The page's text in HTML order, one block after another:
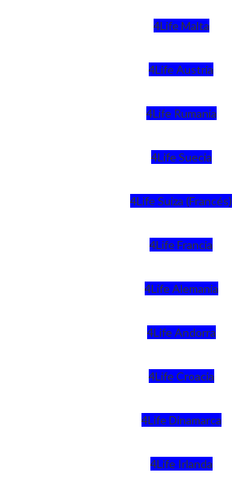
4Life Malta
4Life Austria
4Life Rumania
4Life Suecia
4Life Suiza (Francés)
4Life Francia
4Life Alemania
4Life Andorra
4Life Croacia
4Life Dinamarca
4Life Irlanda